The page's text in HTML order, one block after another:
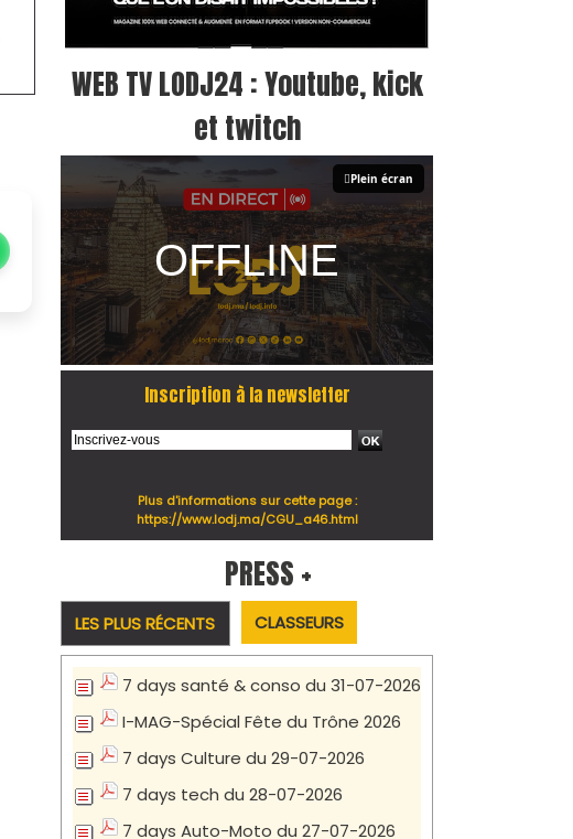
WEB TV LODJ24 : Youtube, kick
et twitch
Plein écran
Inscription à la newsletter
Plus d'informations sur cette page :
https://www.lodj.ma/CGU_a46.html
PRESS +
LES PLUS RÉCENTS CLASSEURS
7 days santé & conso du 31-07-2026
I-MAG-Spécial Fête du Trône 2026
7 days Culture du 29-07-2026
7 days tech du 28-07-2026
7 days Auto-Moto du 27-07-2026